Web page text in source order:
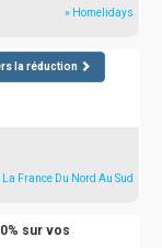
» Homelidays
la réduction
La France Du Nord Au Sud
sur vos